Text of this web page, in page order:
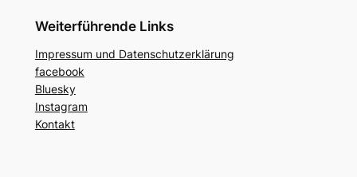
Weiterführende Links
Impressum und Datenschutzerklärung
facebook
Bluesky
Instagram
Kontakt